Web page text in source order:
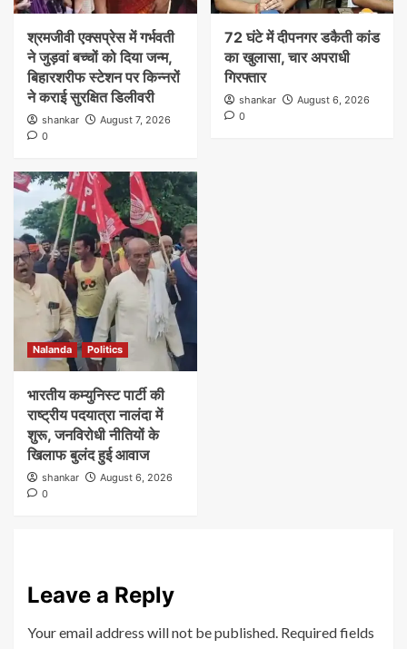
श्रमजीवी एक्सप्रेस में गर्भवती
ने जुड़वां बच्चों को दिया जन्म,
बिहारशरीफ स्टेशन पर किन्नरों
ने कराई सुरक्षित डिलीवरी
shankar
August 7, 2026
0
72 घंटे में दीपनगर डकैती कांड
का खुलासा, चार अपराधी
गिरफ्तार
shankar
August 6, 2026
0
Nalanda Politics
भारतीय कम्युनिस्ट पार्टी की
राष्ट्रीय पदयात्रा नालंदा में
शुरू, जनविरोधी नीतियों के
खिलाफ बुलंद हुई आवाज
shankar
August 6, 2026
0
Leave a Reply
Your email address will not be published. Required fields